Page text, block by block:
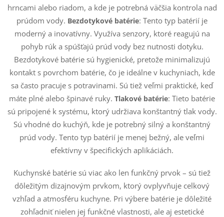
hrncami alebo riadom, a kde je potrebná väčšia kontrola nad
prúdom vody. Bezdotykové batérie: Tento typ batérií je
moderný a inovatívny. Využíva senzory, ktoré reagujú na
pohyb rúk a spúšťajú prúd vody bez nutnosti dotyku.
Bezdotykové batérie sú hygienické, pretože minimalizujú
kontakt s povrchom batérie, čo je ideálne v kuchyniach, kde
sa často pracuje s potravinami. Sú tiež veľmi praktické, keď
máte plné alebo špinavé ruky. Tlakové batérie: Tieto batérie
sú pripojené k systému, ktorý udržiava konštantný tlak vody.
Sú vhodné do kuchýň, kde je potrebný silný a konštantný
prúd vody. Tento typ batérií je menej bežný, ale veľmi
efektívny v špecifických aplikáciách.
Kuchynské batérie sú viac ako len funkčný prvok – sú tiež
dôležitým dizajnovým prvkom, ktorý ovplyvňuje celkový
vzhľad a atmosféru kuchyne. Pri výbere batérie je dôležité
zohľadniť nielen jej funkčné vlastnosti, ale aj estetické